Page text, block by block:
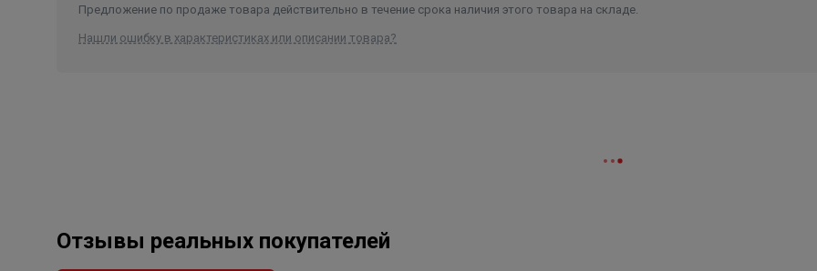
Предложение по продаже товара действительно в течение срока наличия этого товара на складе.
Нашли ошибку в характеристиках или описании товара?
Отзывы реальных покупателей